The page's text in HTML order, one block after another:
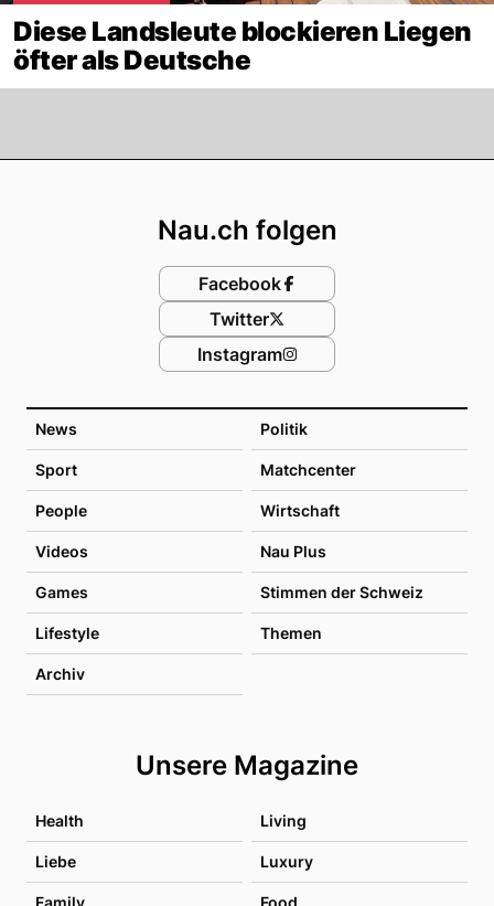
Diese Landsleute blockieren Liegen
öfter als Deutsche
News Politik
Sport Matchcenter
People Wirtschaft
Videos Nau Plus
Games Stimmen der Schweiz
Lifestyle Themen
Archiv
Unsere Magazine
Health Living
Liebe Luxury
Family Food
Nau.ch folgen
Facebook
Twitter
Instagram